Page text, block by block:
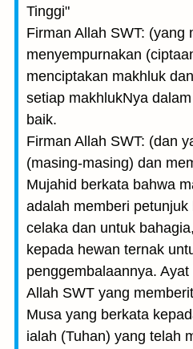
Tinggi"
Firman Allah SWT: (yang
menyempurnakan
menciptakan makhluk
setiap makhlukNya
baik.
Firman Allah SWT: (dan
(masing-masing) dan
Mujahid berkata bahwa
adalah memberi
celaka dan untuk
kepada hewan ternak
penggembalaannya.
Allah SWT yang
Musa yang berkata
ialah (Tuhan) yang telah